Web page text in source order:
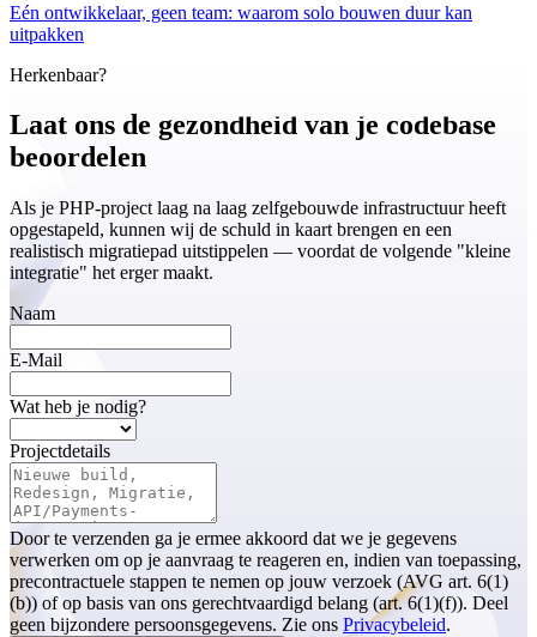
Eén ontwikkelaar, geen team: waarom solo bouwen duur kan
uitpakken
Herkenbaar?
Laat ons de gezondheid van je codebase
beoordelen
Als je PHP-project laag na laag zelfgebouwde infrastructuur heeft
opgestapeld, kunnen wij de schuld in kaart brengen en een
realistisch migratiepad uitstippelen — voordat de volgende "kleine
integratie" het erger maakt.
Naam
E-Mail
Wat heb je nodig?
Projectdetails
Door te verzenden ga je ermee akkoord dat we je gegevens
verwerken om op je aanvraag te reageren en, indien van toepassing,
precontractuele stappen te nemen op jouw verzoek (AVG art. 6(1)
(b)) of op basis van ons gerechtvaardigd belang (art. 6(1)(f)). Deel
geen bijzondere persoonsgegevens. Zie ons Privacybeleid.